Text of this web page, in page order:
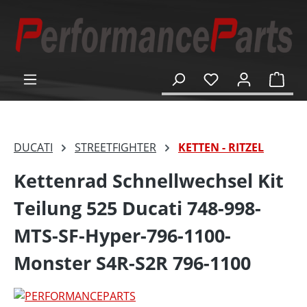
springen
DUCATI STREETFIGHTER KETTEN - RITZEL
Kettenrad Schnellwechsel Kit
Teilung 525 Ducati 748-998-
MTS-SF-Hyper-796-1100-
Monster S4R-S2R 796-1100